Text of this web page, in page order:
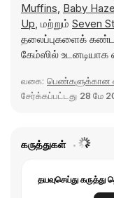
Muffins, Baby
Up, மற்றும் Seven
தலைப்புகளைக்
கேம்ஸில்
வகை: பெண்களுக்கான
சேர்க்கப்பட்டது 28 மே
கருத்துகள்
தயவுசெய்து கருத்து